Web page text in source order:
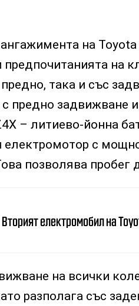
на
на
така и със
предно задвижване
– литиево-йонна
електромотор с
позволява пробег
Вторият електромобил на
на всички
разполага със